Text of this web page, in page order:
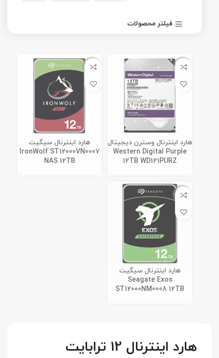
فیلتر محصولات
ناموجود
هارد اینترنال وسترن دیجیتال
Western Digital Purple
12TB WD121PURZ
ناموجود
هارد اینترنال سیگیت
IronWolf ST12000VN0007
NAS 12TB
ناموجود
هارد اینترنال سیگیت
Seagate Exos
ST12000NM0008 12TB
هارد اینترنال 12 ترابایت